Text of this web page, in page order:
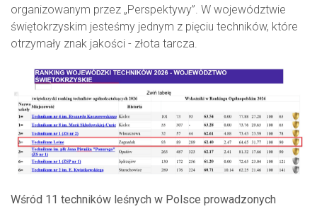
organizowanym przez „Perspektywy”. W województwie
świętokrzyskim jesteśmy jednym z pięciu techników, które
otrzymały znak jakości - złota tarcza.
Wśród 11 techników leśnych w Polsce prowadzonych